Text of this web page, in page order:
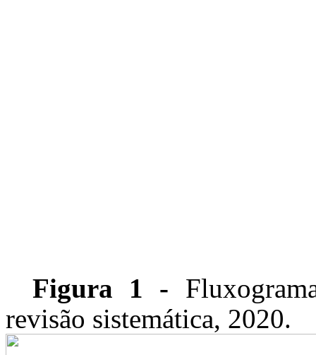
Figura 1 -
revisão sistemática, 2020.